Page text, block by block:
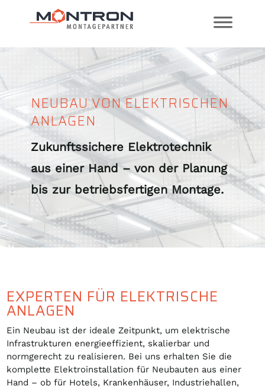
NEUBAU VON ELEKTRISCHEN
ANLAGEN
Zukunftssichere Elektrotechnik
aus einer Hand – von der Planung
bis zur betriebsfertigen Montage.
EXPERTEN FÜR ELEKTRISCHE
ANLAGEN
Ein Neubau ist der ideale Zeitpunkt, um elektrische
Infrastrukturen energieeffizient, skalierbar und
normgerecht zu realisieren. Bei uns erhalten Sie die
komplette Elektroinstallation für Neubauten aus einer
Hand – ob für Hotels, Krankenhäuser, Industriehallen,